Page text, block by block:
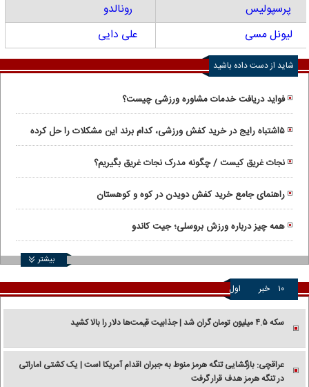
پرسپولیس
رونالدو
لیونل مسی
علی دایی
شاید از دست داده باشید
فواید دریافت خدمات مشاوره ورزشی چیست؟
۵اشتباه رایج در خرید کفش ورزشی، کدام برند این مشکلات را حل کرده‌
است؟
نجات غریق کیست / چگونه مدرک نجات غریق بگیریم؟
راهنمای جامع خرید کفش دویدن در کوه و کوهستان
همه چیز درباره ورزش بروسلی؛ جیت کاندو
بیشتر
۱۰ خبر اول
سکه ۴.۵ میلیون تومان گران شد | جذابیت قیمت‌ها دلار را بالا کشید
عراقچی: بازگشایی تنگه هرمز منوط به جبران اقدام آمریکا است | یک کشتی اماراتی
در تنگه هرمز هدف قرار گرفت